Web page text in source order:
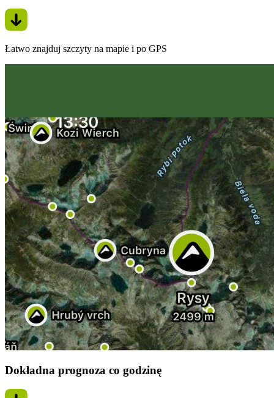
Łatwo znajduj szczyty na mapie i po GPS
Dokładna prognoza co godzinę